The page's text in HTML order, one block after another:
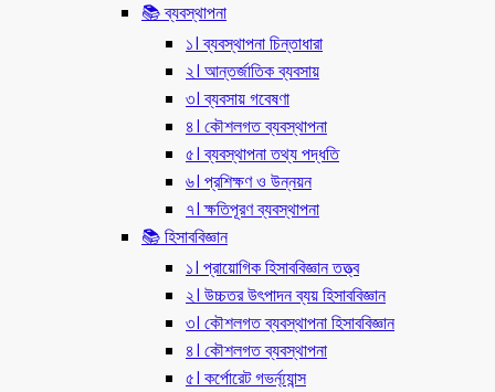
📚 ব্যবস্থাপনা
১। ব্যবস্থাপনা চিন্তাধারা
২। আন্তর্জাতিক ব্যবসায়
৩। ব্যবসায় গবেষণা
৪। কৌশলগত ব্যবস্থাপনা
৫। ব্যবস্থাপনা তথ্য পদ্ধতি
৬। প্রশিক্ষণ ও উন্নয়ন
৭। ক্ষতিপূরণ ব্যবস্থাপনা
📚 হিসাববিজ্ঞান
১। প্রায়োগিক হিসাববিজ্ঞান তত্ত্ব
২। উচ্চতর উৎপাদন ব্যয় হিসাববিজ্ঞান
৩। কৌশলগত ব্যবস্থাপনা হিসাববিজ্ঞান
৪। কৌশলগত ব্যবস্থাপনা
৫। কর্পোরেট গভর্ন্য্যান্স